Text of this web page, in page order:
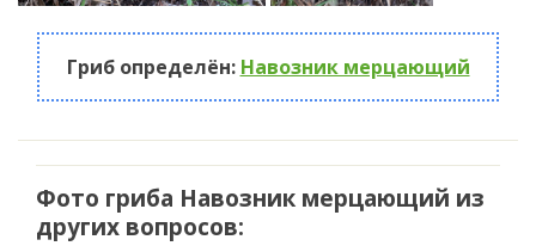
Гриб определён: Навозник мерцающий
Фото гриба Навозник мерцающий из
других вопросов: